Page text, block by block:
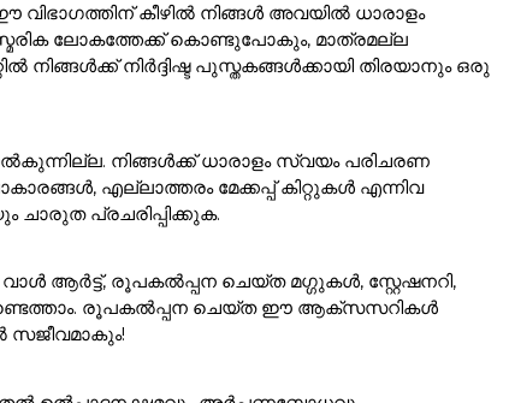
കീഴിൽ നിങ്ങൾ അവയിൽ ധാരാളം
ലോകത്തേക്ക് കൊണ്ടുപോകും, മാത്രമല്ല
നിർദ്ദിഷ്ട പുസ്തകങ്ങൾക്കായി തിരയാനും ഒരു
നിങ്ങൾക്ക് ധാരാളം സ്വയം പരിചരണ
എല്ലാത്തരം മേക്കപ്പ് കിറ്റുകൾ എന്നിവ
ചാരുത പ്രചരിപ്പിക്കുക.
ആർട്ട്, രൂപകൽപ്പന ചെയ്ത മഗ്ഗുകൾ, സ്റ്റേഷനറി,
രൂപകൽപ്പന ചെയ്ത ഈ ആക്സസറികൾ
സജീവമാകും!